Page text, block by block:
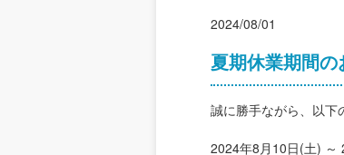
2024/08/01
夏期休業期間
誠に勝手ながら、以下
2024年8月10日(土) ～